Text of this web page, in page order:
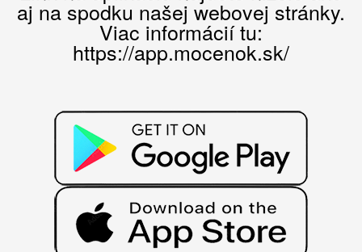
aj na spodku našej webovej stránky.
Viac informácií tu:
https://app.mocenok.sk/